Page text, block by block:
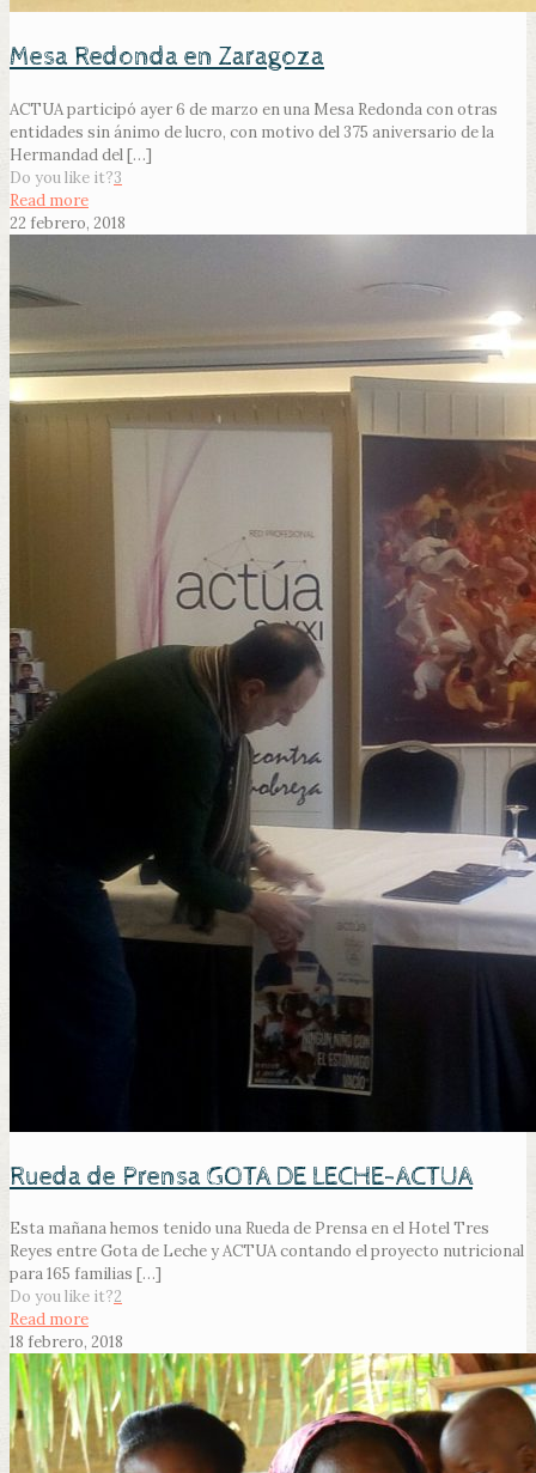
Mesa Redonda en Zaragoza
ACTUA participó ayer 6 de marzo en una Mesa Redonda con otras
entidades sin ánimo de lucro, con motivo del 375 aniversario de la
Hermandad del[…]
Do you like it?3
Read more
22 febrero, 2018
Rueda de Prensa GOTA DE LECHE-ACTUA
Esta mañana hemos tenido una Rueda de Prensa en el Hotel Tres
Reyes entre Gota de Leche y ACTUA contando el proyecto nutricional
para 165 familias […]
Do you like it?2
Read more
18 febrero, 2018